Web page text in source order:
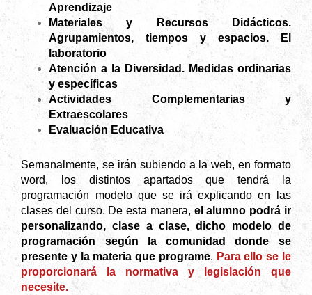
Aprendizaje
Materiales y Recursos Didácticos.
Agrupamientos, tiempos y espacios. El
laboratorio
Atención a la Diversidad. Medidas ordinarias
y específicas
Actividades Complementarias y
Extraescolares
Evaluación Educativa
Semanalmente, se irán subiendo a la web, en formato
word, los distintos apartados que tendrá la
programación modelo que se irá explicando en las
clases del curso. De esta manera, el alumno podrá ir
personalizando, clase a clase, dicho modelo de
programación según la comunidad donde se
presente y la materia que programe. Para ello se le
proporcionará la normativa y legislación que
necesite.